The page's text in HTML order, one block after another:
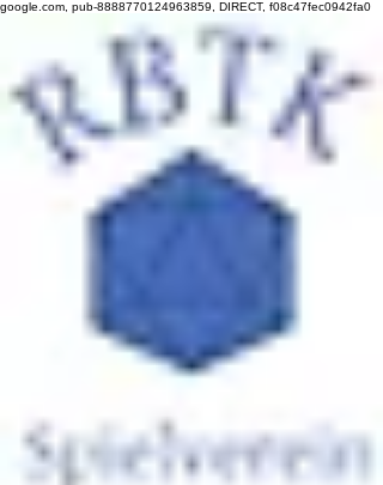
google.com, pub-8888770124963859, DIRECT, f08c47fec0942fa0